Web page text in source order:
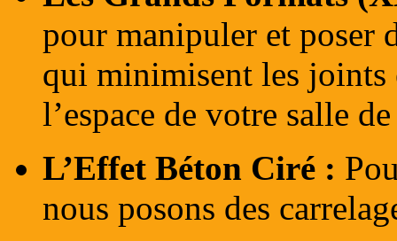
pour manipuler et poser
qui minimisent les joints
l’espace de votre salle
L’Effet Béton Ciré :
nous posons des